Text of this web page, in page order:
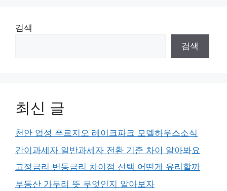
검색
검색
최신 글
천안 업성 푸르지오 레이크파크 모델하우스소식
간이과세자 일반과세자 전환 기준 차이 알아봐요
고정금리 변동금리 차이점 선택 어떤게 유리할까
부동산 가두리 뜻 무엇인지 알아보자